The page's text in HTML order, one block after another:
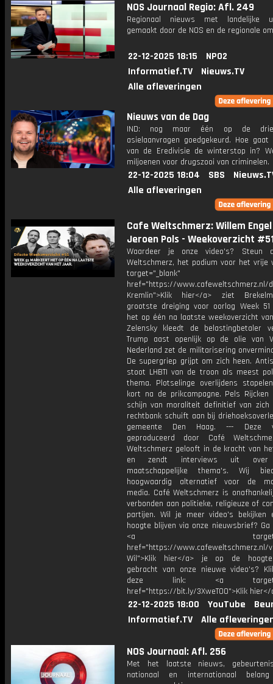
NOS Journaal Regio: Afl. 249
Regionaal nieuws met landelijke
gemaakt door de NOS en de regionale
22-12-2025 18:15
NPO2
Informatief.TV
Nieuws.TV
Alle afleveringen
Nieuws van de Dag
IND: nog maar één op de
asielaanvragen goedgekeurd. Hoe
van de Eredivisie de winterstop in?
miljoenen voor drugszooi van criminelen.
22-12-2025 18:04 SBS
Alle afleveringen
Cafe Weltschmerz: Willem
Jeroen Pols - Weekoverzicht
Waardeer je onze video's? Steun
Weltschmerz, het podium voor het vrije
target="_blank"
href="https://www.cafeweltschmerz.nl/
Kremlin">Klik hier</a> ziet
grootste dreiging voor oorlog Week
het op één na laatste weekoverzicht
Zelensky kleedt de belastingbetaler
Trump aast openlijk op de olie van
Nederland zet de militarisering
De supergriep grijpt om zich heen.
stoot LHBTI van de troon als meest
thema. Plotselinge overlijdens
kort na de prikcampagne. Pels
schijn van moraliteit definitief van zich
rechtbank schuift aan bij
gemeente Den Haag. --- Deze
geproduceerd door Café
Weltschmerz gelooft in de kracht van
en zendt interviews uit over
maatschappelijke thema's. Wij
hoogwaardig alternatief voor de
media. Café Weltschmerz is
verbonden aan politieke, religieuze of
partijen. Wil je meer video's bekijken
hoogte blijven via onze nieuwsbrief? Ga
<a
href="https://www.cafeweltschmerz.nl/
Wil">Klik hier</a> je op de
gebracht van onze nieuwe video's?
deze link: <a
href="https://bit.ly/3XweTO0">Klik hier</
22-12-2025 18:00 YouTube
Informatief.TV
Alle
NOS Journaal: Afl. 256
Met het laatste nieuws,
nationaal en internationaal